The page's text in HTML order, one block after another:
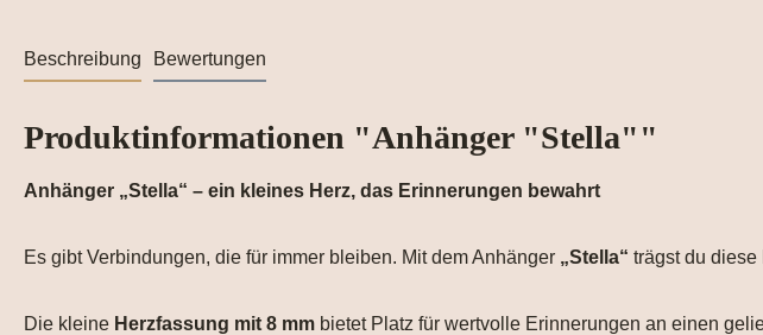
Beschreibung Bewertungen
Produktinformationen "Anhänger "Stella""
Anhänger „Stella“ – ein kleines Herz, das Erinnerungen bewahrt
Es gibt Verbindungen, die für immer bleiben. Mit dem Anhänger „Stella“ trägst du
Die kleine Herzfassung mit 8 mm bietet Platz für wertvolle Erinnerungen an einen